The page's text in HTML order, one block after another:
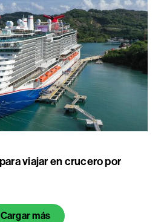
viajar en crucero por
Cargar más